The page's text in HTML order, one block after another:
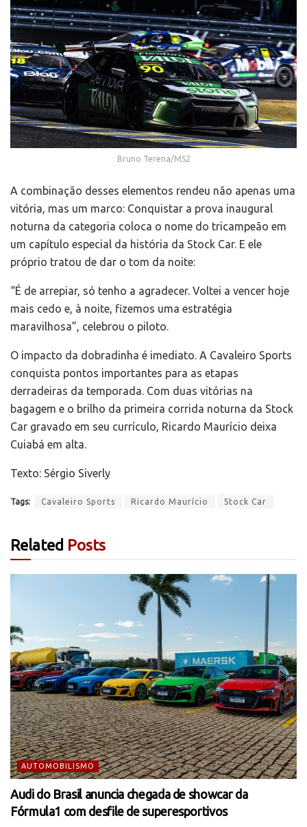
Bruno Terena/MS2
A combinação desses elementos rendeu não apenas uma
vitória, mas um marco: Conquistar a prova inaugural
noturna da categoria coloca o nome do tricampeão em
um capítulo especial da história da Stock Car. E ele
próprio tratou de dar o tom da noite:
“É de arrepiar, só tenho a agradecer. Voltei a vencer hoje
mais cedo e, à noite, fizemos uma estratégia
maravilhosa”, celebrou o piloto.
O impacto da dobradinha é imediato. A Cavaleiro Sports
conquista pontos importantes para as etapas
derradeiras da temporada. Com duas vitórias na
bagagem e o brilho da primeira corrida noturna da Stock
Car gravado em seu currículo, Ricardo Maurício deixa
Cuiabá em alta.
Texto: Sérgio Siverly
Tags: Cavaleiro Sports Ricardo Maurício Stock Car
Related Posts
AUTOMOBILISMO
Audi do Brasil anuncia chegada de showcar da
Fórmula1 com desfile de superesportivos